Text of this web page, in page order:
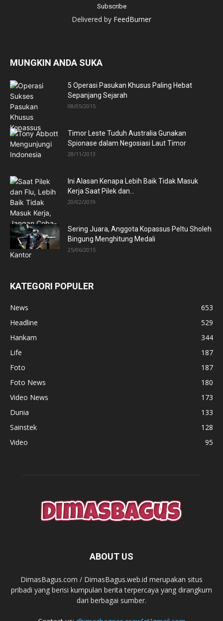
Delivered by FeedBurner
MUNGKIN ANDA SUKA
5 Operasi Pasukan Khusus Paling Hebat
Sepanjang Sejarah
08/05/2015
Timor Leste Tuduh Australia Gunakan
Spionase dalam Negosiasi Laut Timor
28/11/2013
Ini Alasan Kenapa Lebih Baik Tidak Masuk
Kerja Saat Pilek dan...
20/02/2019
Sering Juara, Anggota Kopassus Peltu Sholeh
Bingung Menghitung Medali
25/06/2015
KATEGORI POPULER
News
653
Headline
529
Hankam
344
Life
187
Foto
187
Foto News
180
Video News
173
Dunia
133
Sainstek
128
Video
95
ABOUT US
DimasBagus.com / DimasBagus.web.id merupakan situs
pribadi yang berisi kumpulan berita terpercaya yang dirangkum
dari berbagai sumber.